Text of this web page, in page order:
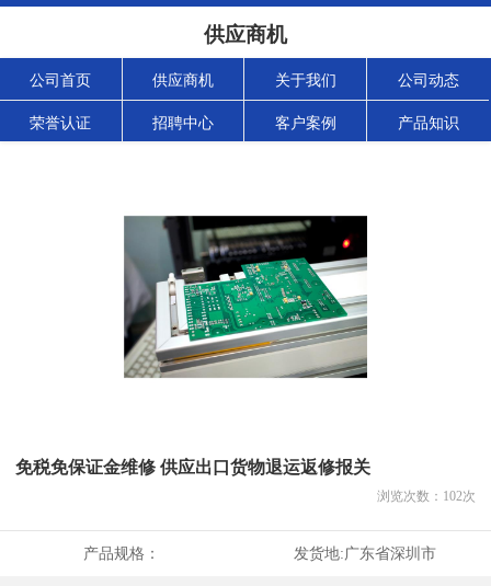
供应商机
公司首页 供应商机 关于我们 公司动态
荣誉认证 招聘中心 客户案例 产品知识
免税免保证金维修 供应出口货物退运返修报关
浏览次数： 102次
产品规格： 发货地:广东省深圳市